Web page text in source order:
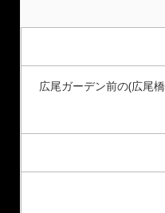
広尾ガーデン前の(広尾